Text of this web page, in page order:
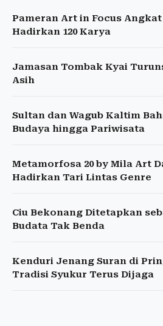
Pameran Art in Focus
Hadirkan 120 Karya
Jamasan Tombak Kyai
Asih
Sultan dan Wagub Kaltim
Budaya hingga Pariwisata
Metamorfosa 20 by Mila Art
Hadirkan Tari Lintas Genre
Ciu Bekonang Ditetapkan
Budata Tak Benda
Kenduri Jenang Suran di
Tradisi Syukur Terus Dijaga